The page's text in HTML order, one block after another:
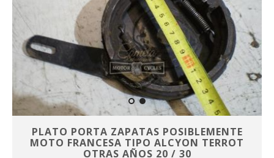
PLATO PORTA ZAPATAS POSIBLEMENTE
MOTO FRANCESA TIPO ALCYON TERROT
OTRAS AÑOS 20 / 30